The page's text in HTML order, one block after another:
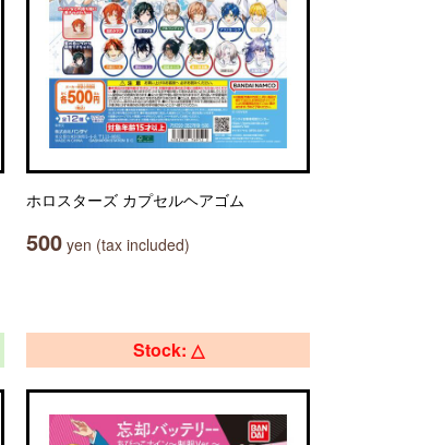
ホロスターズ カプセルヘアゴム
500 yen (tax included)
Stock: △